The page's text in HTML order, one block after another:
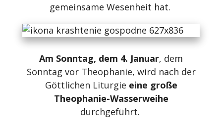
gemeinsame Wesenheit hat.
Am Sonntag, dem 4. Januar, dem
Sonntag vor Theophanie, wird nach der
Göttlichen Liturgie eine große
Theophanie-Wasserweihe
durchgeführt.